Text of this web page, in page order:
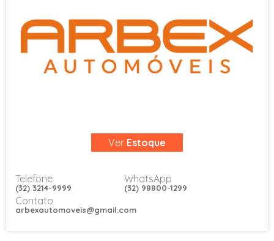
Ver Estoque
Telefone
(32) 3214-9999
Contato
arbexautomoveis@gmail.com
WhatsApp
(32) 98800-1299